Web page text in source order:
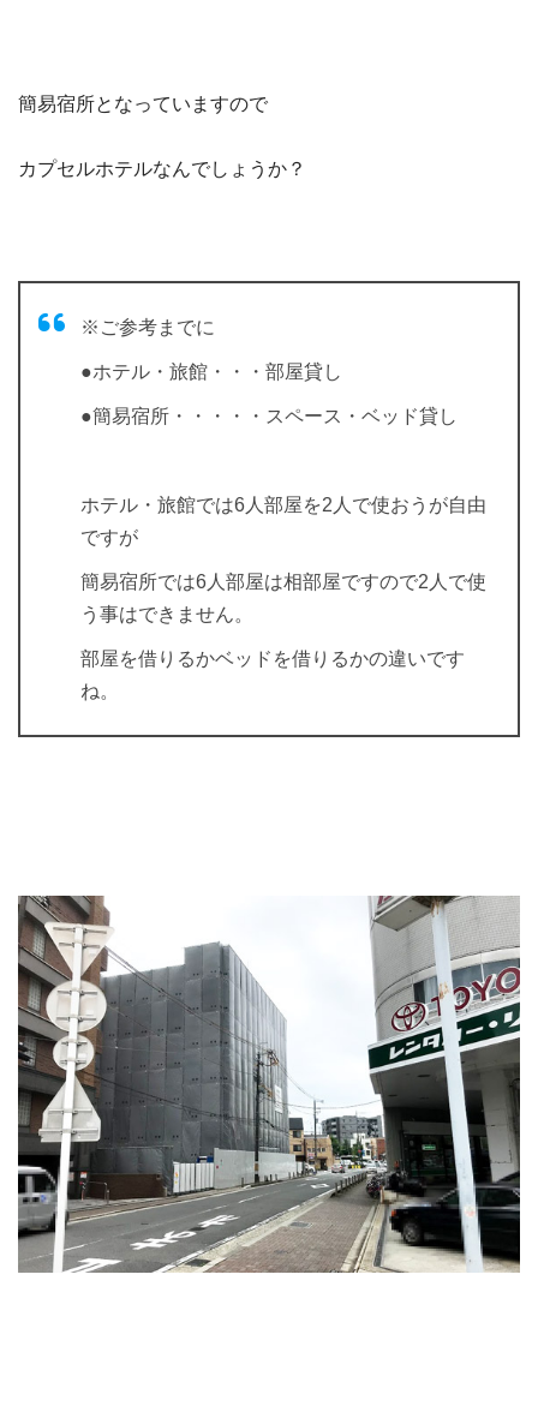
簡易宿所となっていますので
カプセルホテルなんでしょうか？
※ご参考までに
●ホテル・旅館・・・部屋貸し
●簡易宿所・・・・・スペース・ベッド貸し
ホテル・旅館では6人部屋を2人で使おうが自由
ですが
簡易宿所では6人部屋は相部屋ですので2人で使
う事はできません。
部屋を借りるかベッドを借りるかの違いです
ね。